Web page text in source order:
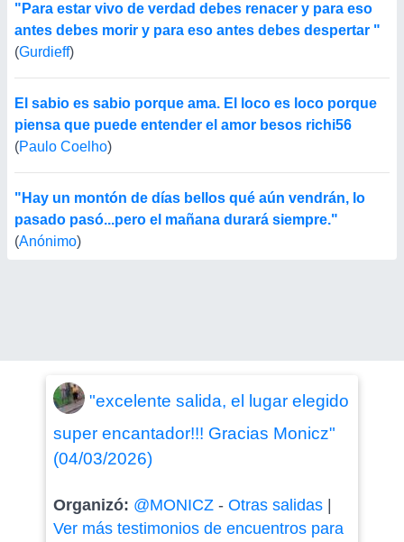
"Para estar vivo de verdad debes renacer y para eso
antes debes morir y para eso antes debes despertar "
(Gurdieff)
El sabio es sabio porque ama. El loco es loco porque
piensa que puede entender el amor besos richi56
(Paulo Coelho)
"Hay un montón de días bellos qué aún vendrán, lo
pasado pasó...pero el mañana durará siempre."
(Anónimo)
"excelente salida, el lugar elegido
super encantador!!! Gracias Monicz"
(04/03/2026)
Organizó: @MONICZ- Otras salidas|
Ver más testimonios de encuentros para